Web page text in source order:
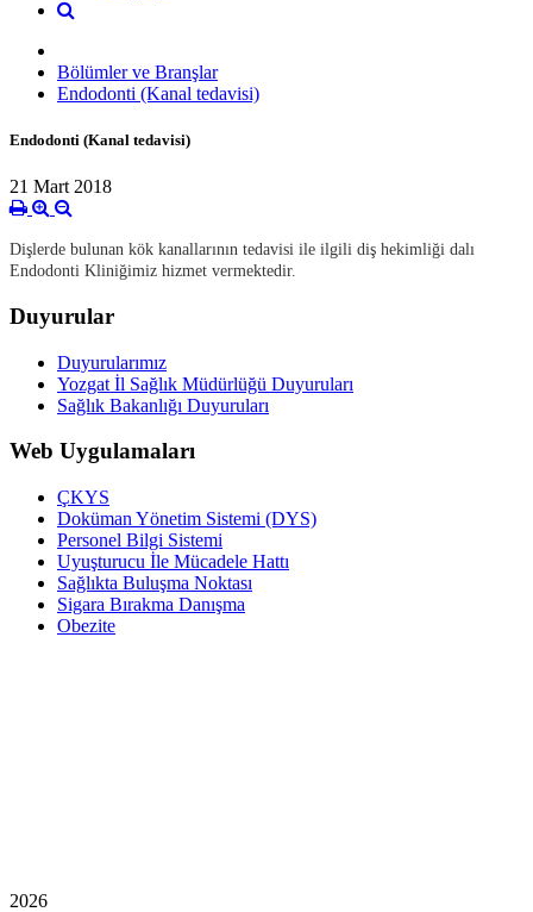
Bölümler ve Branşlar
Endodonti (Kanal tedavisi)
Endodonti (Kanal tedavisi)
21 Mart 2018
Dişlerde bulunan kök kanallarının tedavisi ile ilgili diş hekimliği dalı
Endodonti Kliniğimiz hizmet vermektedir.
Duyurular
Duyurularımız
Yozgat İl Sağlık Müdürlüğü Duyuruları
Sağlık Bakanlığı Duyuruları
Web Uygulamaları
ÇKYS
Doküman Yönetim Sistemi (DYS)
Personel Bilgi Sistemi
Uyuşturucu İle Mücadele Hattı
Sağlıkta Buluşma Noktası
Sigara Bırakma Danışma
Obezite
2026